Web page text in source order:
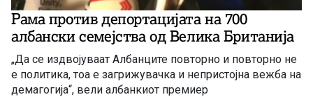
Рама против депортацијата на 700
албански семејства од Велика Британија
„Да се издвојуваат Албанците повторно и повторно не
е политика, тоа е загрижувачка и непристојна вежба на
демагогија“, вели албанкиот премиер